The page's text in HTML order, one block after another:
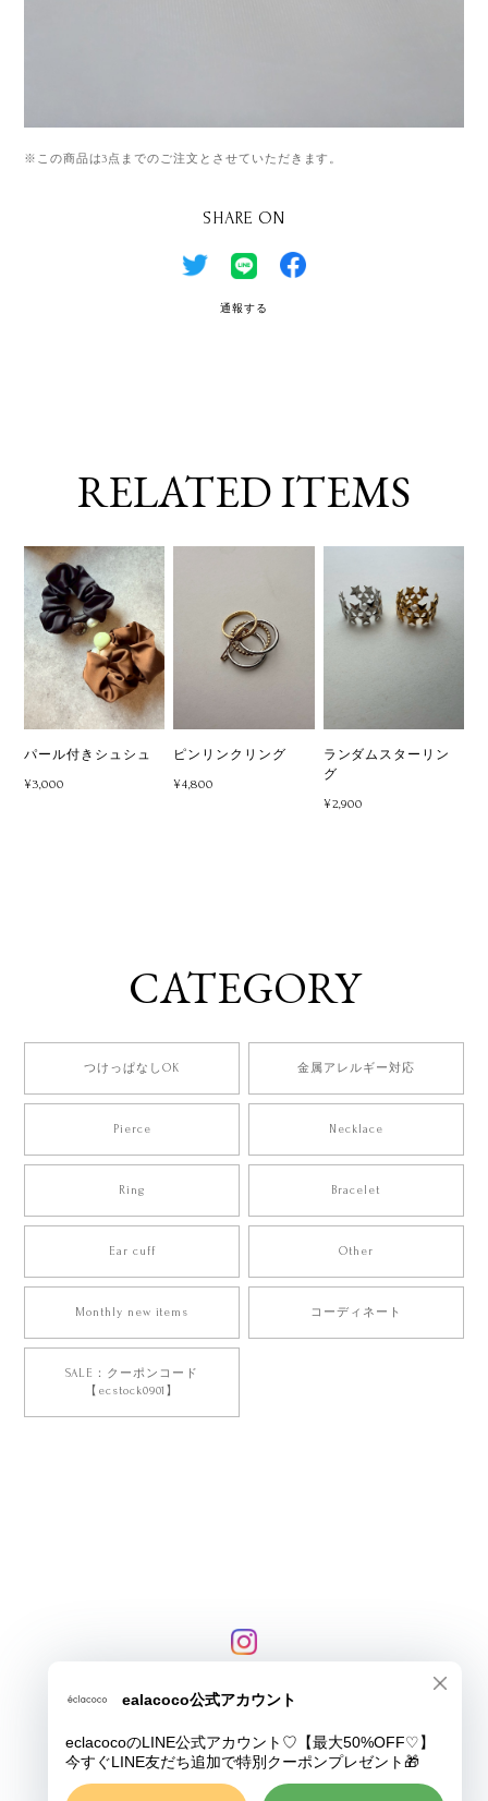
※この商品は3点までのご注文とさせていただきます。
SHARE ON
通報する
RELATED ITEMS
パール付きシュシュ
¥3,000
ピンリンクリング
¥4,800
ランダムスターリン
グ
¥2,900
CATEGORY
つけっぱなしOK 金属アレルギー対応
Pierce Necklace
Ring Bracelet
Ear cuff Other
Monthly new items コーディネート
SALE：クーポンコード
【ecstock0901】
プライバシーポリシー
特定商取引法に基づく表記
COPYRIGHT © eclacoco